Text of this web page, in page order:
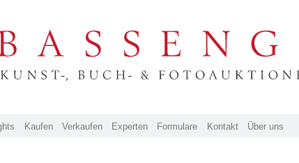
Kaufen Verkaufen Experten Formulare Kontakt Über uns